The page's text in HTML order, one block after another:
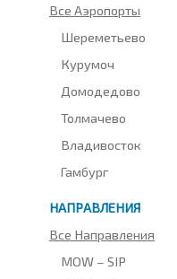
Все Аэропорты
Шереметьево
Курумоч
Домодедово
Толмачево
Владивосток
Гамбург
НАПРАВЛЕНИЯ
Все Направления
MOW – SIP